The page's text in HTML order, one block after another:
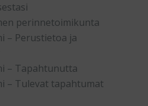
perinnetoimikunta
– Perustietoa ja
– Tapahtunutta
– Tulevat tapahtumat